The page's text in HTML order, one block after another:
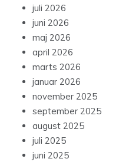
juli 2026
juni 2026
maj 2026
april 2026
marts 2026
januar 2026
november 2025
september 2025
august 2025
juli 2025
juni 2025